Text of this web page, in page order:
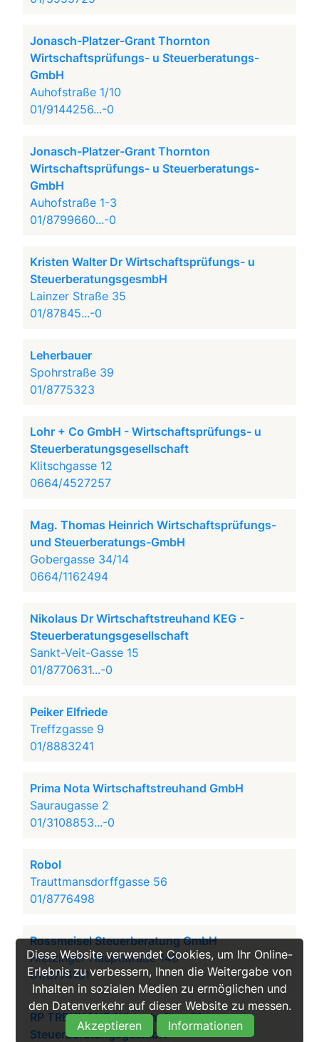
Diese Website verwendet Cookies, um Ihr Online-
Erlebnis zu verbessern, Ihnen die Weitergabe von
Inhalten in sozialen Medien zu ermöglichen und
den Datenverkehr auf dieser Website zu messen.
Akzeptieren
Informationen
Jonasch-Platzer-Grant Thornton
Wirtschaftsprüfungs- u Steuerberatungs-
GmbH
Auhofstraße 1/10
01/9144256...-0
Jonasch-Platzer-Grant Thornton
Wirtschaftsprüfungs- u Steuerberatungs-
GmbH
Auhofstraße 1-3
01/8799660...-0
Kristen Walter Dr Wirtschaftsprüfungs- u
SteuerberatungsgesmbH
Lainzer Straße 35
01/87845...-0
Leherbauer
Spohrstraße 39
01/8775323
Lohr + Co GmbH - Wirtschaftsprüfungs- u
Steuerberatungsgesellschaft
Klitschgasse 12
0664/4527257
Mag. Thomas Heinrich Wirtschaftsprüfungs-
und Steuerberatungs-GmbH
Gobergasse 34/14
0664/1162494
Nikolaus Dr Wirtschaftstreuhand KEG -
Steuerberatungsgesellschaft
Sankt-Veit-Gasse 15
01/8770631...-0
Peiker Elfriede
Treffzgasse 9
01/8883241
Prima Nota Wirtschaftstreuhand GmbH
Sauraugasse 2
01/3108853...-0
Robol
Trauttmansdorffgasse 56
01/8776498
Rossmeisel Steuerberatung GmbH
Hietzinger Hauptstraße 146
01/8774151
RP TREUHAND Wirtschaftsprüfungs- u
SteuerberatungsgesmbH